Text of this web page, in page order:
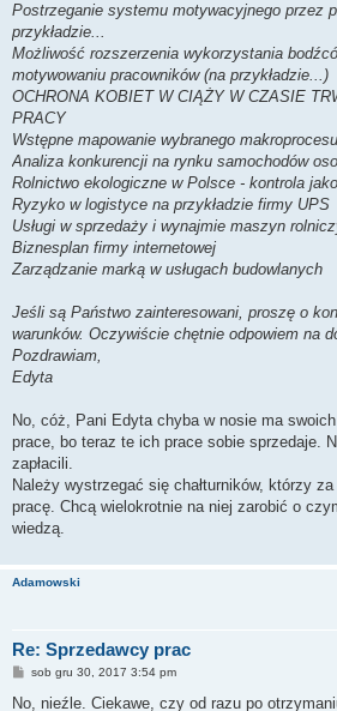
Postrzeganie systemu motywacyjnego przez
przykładzie...
Możliwość rozszerzenia wykorzystania
motywowaniu pracowników (na przykładzie...)
OCHRONA KOBIET W CIĄŻY W CZASIE
PRACY
Wstępne mapowanie wybranego
Analiza konkurencji na rynku samochodów
Rolnictwo ekologiczne w Polsce - kontrola
Ryzyko w logistyce na przykładzie firmy UPS
Usługi w sprzedaży i wynajmie maszyn
Biznesplan firmy internetowej
Zarządzanie marką w usługach budowlanych
Jeśli są Państwo zainteresowani, proszę o
warunków. Oczywiście chętnie odpowiem na
Pozdrawiam,
Edyta
No, cóż, Pani Edyta chyba w nosie ma
prace, bo teraz te ich prace sobie sprzedaje.
zapłacili.
Należy wystrzegać się chałturników, którzy
pracę. Chcą wielokrotnie na niej zarobić o
wiedzą.
Adamowski
Re: Sprzedawcy prac
P
s
sob gru 30, 2017 3:54 pm
No, nieźle. Ciekawe, czy od razu po